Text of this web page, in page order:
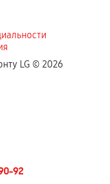
если
LG © 2026
92